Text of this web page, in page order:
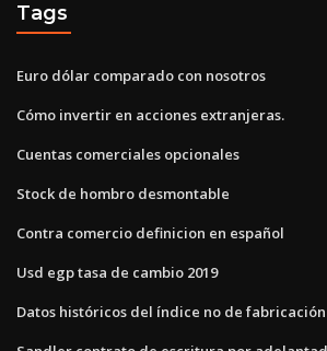
Tags
Euro dólar comparado con nosotros
Cómo invertir en acciones extranjeras.
Cuentas comerciales opcionales
Stock de hombro desmontable
Contra comercio definicion en español
Usd egp tasa de cambio 2019
Datos históricos del índice no de fabricación